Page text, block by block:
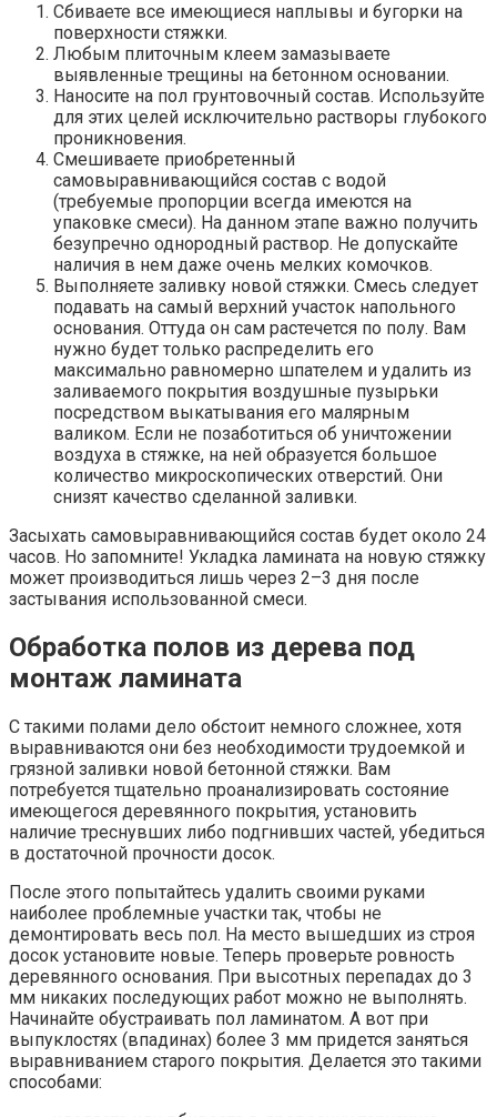
Сбиваете все имеющиеся наплывы и бугорки на
поверхности стяжки.
Любым плиточным клеем замазываете
выявленные трещины на бетонном основании.
Наносите на пол грунтовочный состав. Используйте
для этих целей исключительно растворы глубокого
проникновения.
Смешиваете приобретенный
самовыравнивающийся состав с водой
(требуемые пропорции всегда имеются на
упаковке смеси). На данном этапе важно получить
безупречно однородный раствор. Не допускайте
наличия в нем даже очень мелких комочков.
Выполняете заливку новой стяжки. Смесь следует
подавать на самый верхний участок напольного
основания. Оттуда он сам растечется по полу. Вам
нужно будет только распределить его
максимально равномерно шпателем и удалить из
заливаемого покрытия воздушные пузырьки
посредством выкатывания его малярным
валиком. Если не позаботиться об уничтожении
воздуха в стяжке, на ней образуется большое
количество микроскопических отверстий. Они
снизят качество сделанной заливки.
Засыхать самовыравнивающийся состав будет около 24
часов. Но запомните! Укладка ламината на новую стяжку
может производиться лишь через 2–3 дня после
застывания использованной смеси.
Обработка полов из дерева под
монтаж ламината
С такими полами дело обстоит немного сложнее, хотя
выравниваются они без необходимости трудоемкой и
грязной заливки новой бетонной стяжки. Вам
потребуется тщательно проанализировать состояние
имеющегося деревянного покрытия, установить
наличие треснувших либо подгнивших частей, убедиться
в достаточной прочности досок.
После этого попытайтесь удалить своими руками
наиболее проблемные участки так, чтобы не
демонтировать весь пол. На место вышедших из строя
досок установите новые. Теперь проверьте ровность
деревянного основания. При высотных перепадах до 3
мм никаких последующих работ можно не выполнять.
Начинайте обустраивать пол ламинатом. А вот при
выпуклостях (впадинах) более 3 мм придется заняться
выравниванием старого покрытия. Делается это такими
способами: